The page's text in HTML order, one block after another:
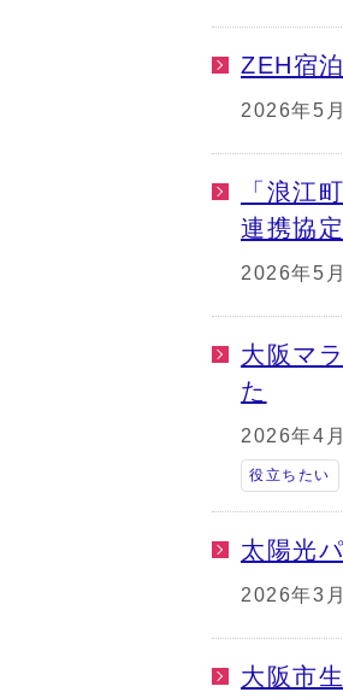
ZEH宿
2026年5
「浪江
連携協
2026年5
大阪マ
た
2026年4
役立ちたい
太陽光
2026年3
大阪市